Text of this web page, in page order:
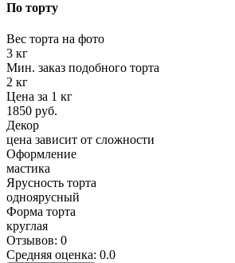
По торту
Вес торта на фото
3 кг
Мин. заказ подобного торта
2 кг
Цена за 1 кг
1850 руб.
Декор
цена зависит от сложности
Оформление
мастика
Ярусность торта
одноярусный
Форма торта
круглая
Отзывов: 0
Средняя оценка: 0.0